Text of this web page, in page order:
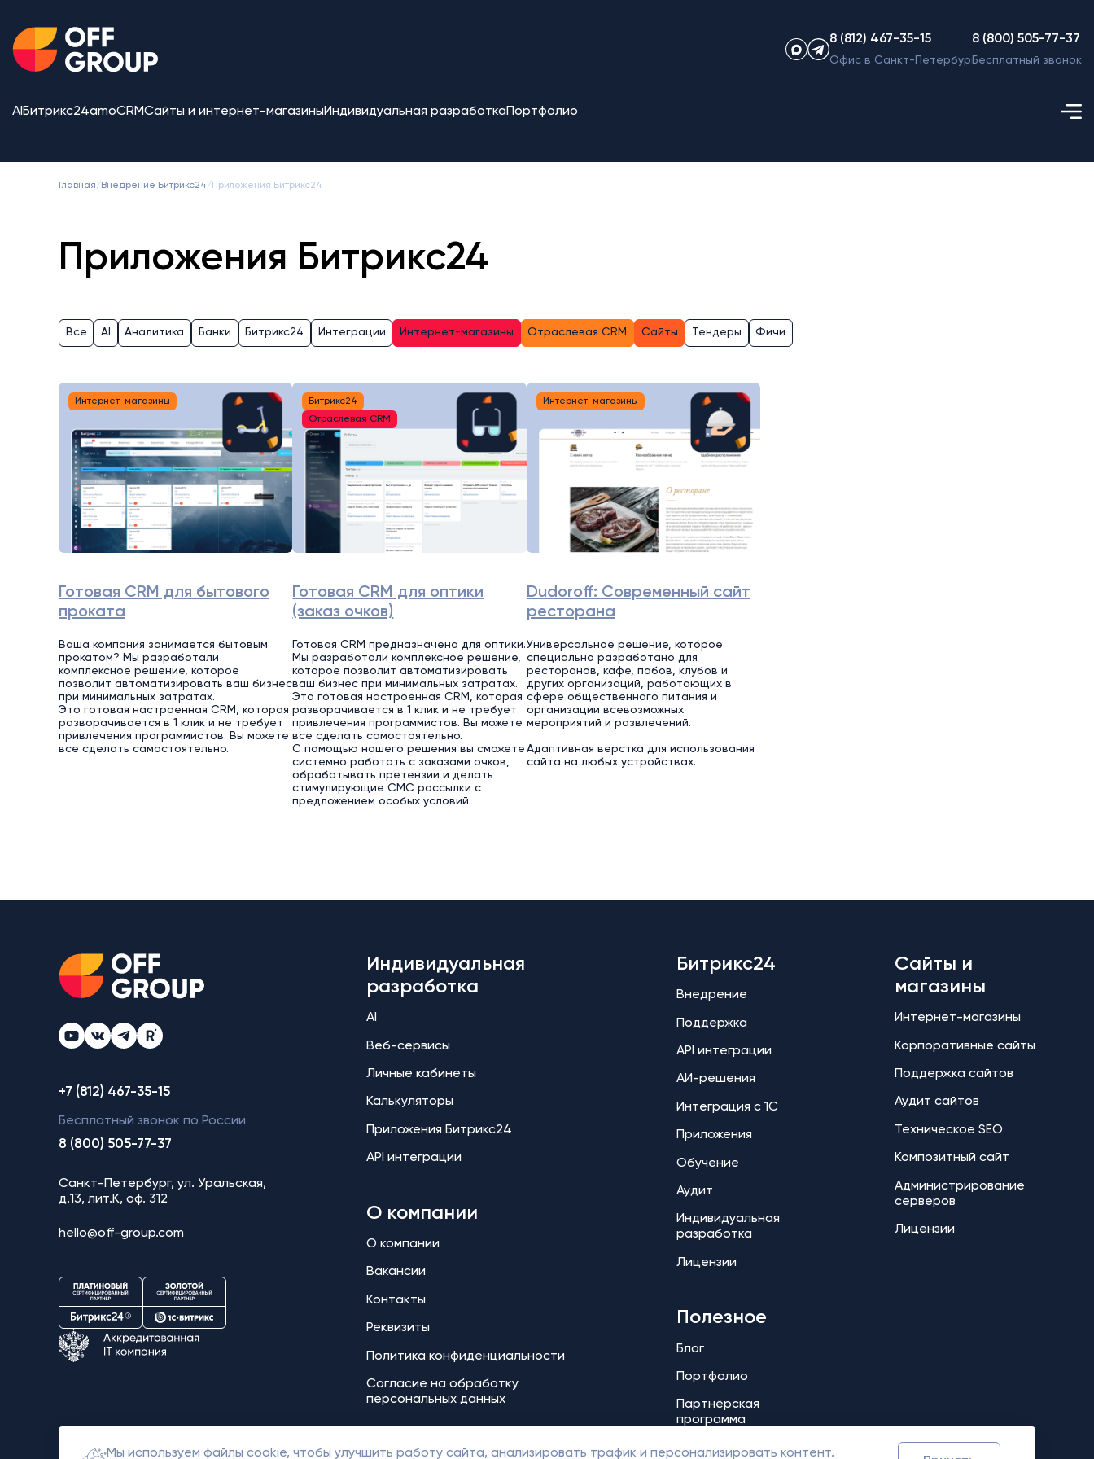
8 (812) 467-35-15
Офис в Санкт-Петербурге
8 (800) 505-77-37
Бесплатный звонок
AI Битрикс24amoCRMСайты и интернет-магазиныИндивидуальная разработкаПортфолио
Главная/ Внедрение Битрикс24/ Приложения Битрикс24
Приложения Битрикс24
Все AI Аналитика Банки Битрикс24 Интеграции Интернет-магазины Отраслевая CRM Сайты Тендеры Фичи
Интернет-магазины
Готовая CRM для бытового
проката
Ваша компания занимается бытовым
прокатом? Мы разработали
комплексное решение, которое
позволит автоматизировать ваш бизнес
при минимальных затратах.
Это готовая настроенная CRM, которая
разворачивается в 1 клик и не требует
привлечения программистов. Вы можете
все сделать самостоятельно.
Битрикс24
Отраслевая CRM
Готовая CRM для оптики
(заказ очков)
Готовая CRM предназначена для оптики.
Мы разработали комплексное решение,
которое позволит автоматизировать
ваш бизнес при минимальных затратах.
Это готовая настроенная CRM, которая
разворачивается в 1 клик и не требует
привлечения программистов. Вы можете
все сделать самостоятельно.
С помощью нашего решения вы сможете
системно работать с заказами очков,
обрабатывать претензии и делать
стимулирующие СМС рассылки с
предложением особых условий.
Интернет-магазины
Dudoroff: Современный сайт
ресторана
Универсальное решение, которое
специально разработано для
ресторанов, кафе, пабов, клубов и
других организаций, работающих в
сфере общественного питания и
организации всевозможных
мероприятий и развлечений.
Адаптивная верстка для использования
сайта на любых устройствах.
Индивидуальная
разработка
AI
Веб-сервисы
Личные кабинеты
Калькуляторы
Приложения Битрикс24
API интеграции
О компании
О компании
Вакансии
Контакты
Реквизиты
Политика конфиденциальности
Согласие на обработку
персональных данных
Битрикс24
Внедрение
Поддержка
API интеграции
АИ-решения
Интеграция с 1С
Приложения
Обучение
Аудит
Индивидуальная
разработка
Лицензии
Полезное
Блог
Портфолио
Партнёрская
программа
Сайты и
магазины
Интернет-магазины
Корпоративные сайты
Поддержка сайтов
Аудит сайтов
Техническое SEO
Композитный сайт
Администрирование
серверов
Лицензии
+7 (812) 467-35-15
Бесплатный звонок по России
8 (800) 505-77-37
Санкт-Петербург, ул. Уральская,
д.13, лит.К, оф. 312
hello@off-group.com
Мы используем файлы cookie, чтобы улучшить работу сайта, анализировать трафик и персонализировать контент.